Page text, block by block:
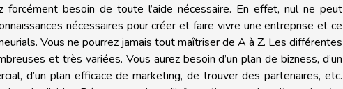
forcément besoin de toute l’aide nécessaire. En effet, nul ne peut
nécessaires pour créer et faire vivre une entreprise et ce
Vous ne pourrez jamais tout maîtriser de A à Z. Les différentes
et très variées. Vous aurez besoin d’un plan de bizness, d’un
d’un plan efficace de marketing, de trouver des partenaires, etc.